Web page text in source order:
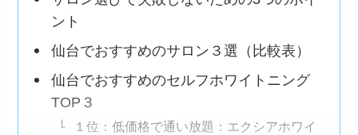
ント
仙台でおすすめのサロン３選（比較表）
仙台でおすすめのセルフホワイトニング
TOP３
１位：低価格で通い放題：エクシアホワイ